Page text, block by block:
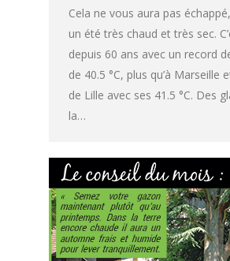
Cela ne vous aura pas
un été très chaud et très sec.
depuis 60 ans avec un record
de 40.5 °C, plus qu’à Marseille
de Lille avec ses 41.5 °C. Des
la…